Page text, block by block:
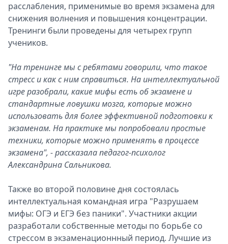
расслабления, применимые во время экзамена для
снижения волнения и повышения концентрации.
Тренинги были проведены для четырех групп
учеников.
"На тренинге мы с ребятами говорили, что такое
стресс и как с ним справиться. На интеллектуальной
игре разобрали, какие мифы есть об экзамене и
стандартные ловушки мозга, которые можно
использовать для более эффективной подготовки к
экзаменам. На практике мы попробовали простые
техники, которые можно применять в процессе
экзамена", - рассказала педагог-психолог
Александрина Сальникова.
Также во второй половине дня состоялась
интеллектуальная командная игра "Разрушаем
мифы: ОГЭ и ЕГЭ без паники". Участники акции
разработали собственные методы по борьбе со
стрессом в экзаменационнный период. Лучшие из